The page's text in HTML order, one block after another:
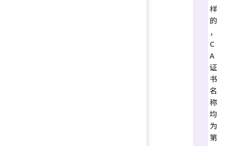
样
的
，
C
A
证
书
名
称
均
为
第